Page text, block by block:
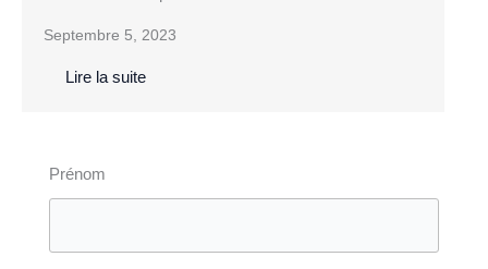
Septembre 5, 2023
Lire la suite
Prénom